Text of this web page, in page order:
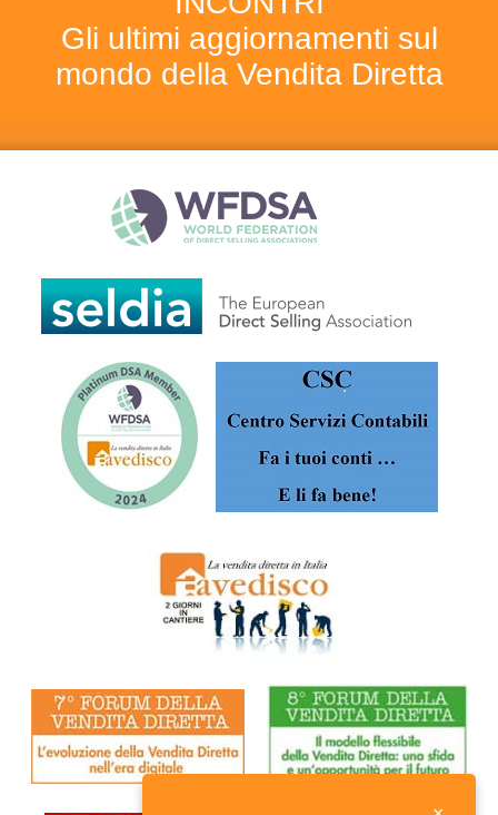
Gli ultimi aggiornamenti sul
mondo della Vendita Diretta